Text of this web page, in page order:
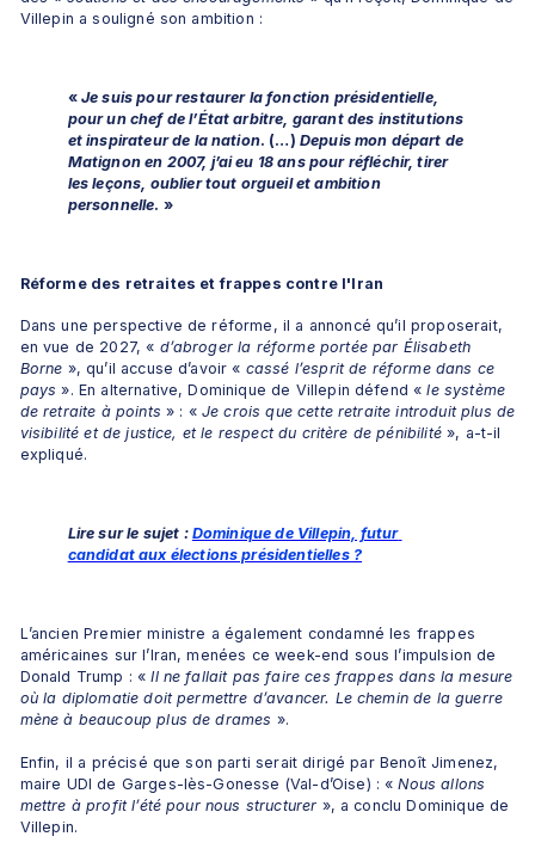
Villepin a souligné son ambition :
« Je suis pour restaurer la fonction présidentielle,
pour un chef de l’État arbitre, garant des institutions
et inspirateur de la nation. (…) Depuis mon départ de
Matignon en 2007, j’ai eu 18 ans pour réfléchir, tirer
les leçons, oublier tout orgueil et ambition
personnelle. »
Réforme des retraites et frappes contre l'Iran
Dans une perspective de réforme, il a annoncé qu’il proposerait,
en vue de 2027, « d’abroger la réforme portée par Élisabeth
Borne », qu’il accuse d’avoir « cassé l’esprit de réforme dans ce
pays ». En alternative, Dominique de Villepin défend « le système
de retraite à points » : « Je crois que cette retraite introduit plus de
visibilité et de justice, et le respect du critère de pénibilité », a-t-il
expliqué.
Lire sur le sujet : Dominique de Villepin, futur
candidat aux élections présidentielles ?
L’ancien Premier ministre a également condamné les frappes
américaines sur l’Iran, menées ce week-end sous l’impulsion de
Donald Trump : « Il ne fallait pas faire ces frappes dans la mesure
où la diplomatie doit permettre d’avancer. Le chemin de la guerre
mène à beaucoup plus de drames ».
Enfin, il a précisé que son parti serait dirigé par Benoît Jimenez,
maire UDI de Garges-lès-Gonesse (Val-d’Oise) : « Nous allons
mettre à profit l’été pour nous structurer », a conclu Dominique de
Villepin.